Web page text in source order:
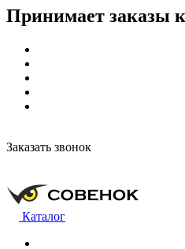
Принимает заказы
Заказать звонок
Каталог